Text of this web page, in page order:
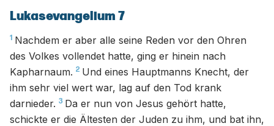
Lukasevangelium 7
1 Nachdem er aber alle seine Reden vor den Ohren
des Volkes vollendet hatte, ging er hinein nach
Kapharnaum. 2 Und eines Hauptmanns Knecht, der
ihm sehr viel wert war, lag auf den Tod krank
darnieder. 3 Da er nun von Jesus gehört hatte,
schickte er die Ältesten der Juden zu ihm, und bat ihn,